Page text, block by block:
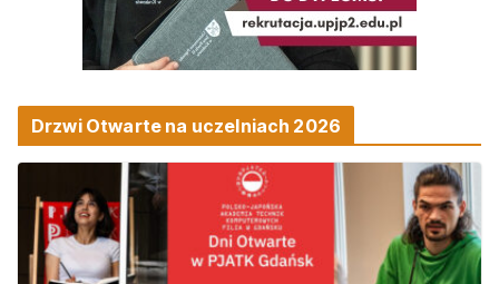
Drzwi Otwarte na uczelniach 2026